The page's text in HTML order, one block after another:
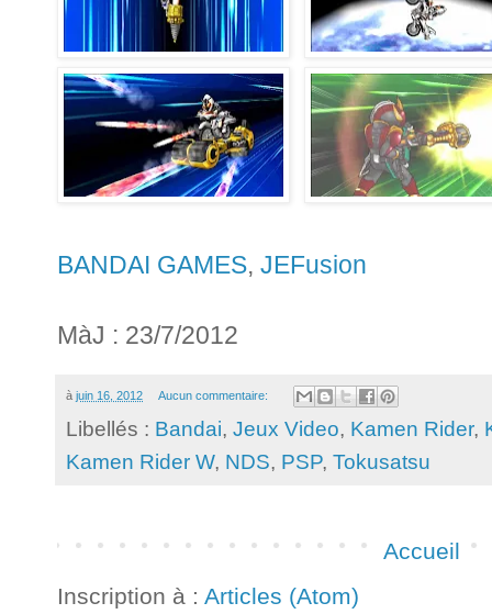
BANDAI GAMES, JEFusion
MàJ : 23/7/2012
à juin 16, 2012 Aucun commentaire:
Libellés : Bandai, Jeux Video, Kamen Rider,
Kamen Rider W, NDS, PSP, Tokusatsu
Accueil
Inscription à : Articles (Atom)